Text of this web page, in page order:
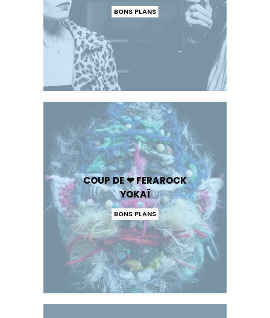
BONS PLANS
COUP DE ❤ FERAROCK
YOKAÏ
BONS PLANS